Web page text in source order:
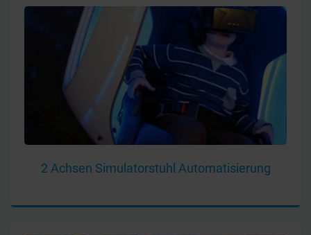
2 Achsen Simulatorstuhl Automatisierung